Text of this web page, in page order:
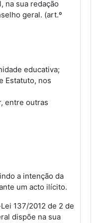
na sua redação
geral. (art.º
educativa;
Estatuto, nos
entre outras
a intenção da
um acto ilícito.
137/2012 de 2 de
dispõe na sua